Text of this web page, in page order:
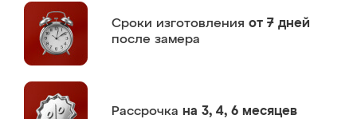
Сроки изготовления от 7 дней
после замера
Рассрочка на 3, 4, 6 месяцев